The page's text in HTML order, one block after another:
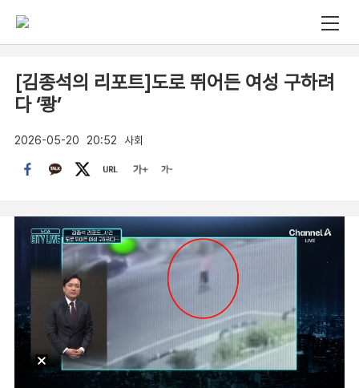
[김종석의 리포트]도로 뛰어든 여성 구하려
다 ‘쾅’
2026-05-20 20:52 사회